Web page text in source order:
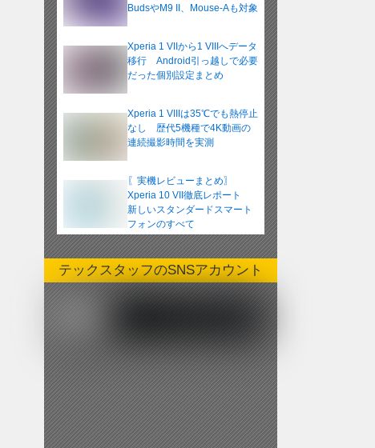
BudsやM9 II、Mouse-Aも対象
Xperia 1 VIIから1 VIIIへデータ
移行 Android引っ越しで必要
だった個別設定まとめ
Xperia 1 VIIIは35℃でも熱停止
なし 歴代5機種で4K動画の
連続撮影時間を実測
〖実機レビューまとめ〗
Xperia 10 VII徹底レポート
新しいスタンダードスマート
フォンのすべて
テックスタッフのSNSアカウント